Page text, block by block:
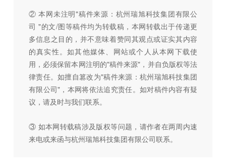
② 本网未注明"稿件来源：杭州瑞旭科技集团有限公
司 "的文/图等稿件均为转载稿，本网转载出于传递更
多信息之目的，并不意味着赞同其观点或证实其内容
的真实性。如其他媒体、网站或个人从本网下载使
用，必须保留本网注明的"稿件来源"，并自负版权等法
律责任。如擅自篡改为"稿件来源：杭州瑞旭科技集团
有限公司"，本网将依法追究责任。如对稿件内容有疑
议，请及时与我们联系。
③ 如本网转载稿涉及版权等问题，请作者在两周内速
来电或来函与杭州瑞旭科技集团有限公司联系。